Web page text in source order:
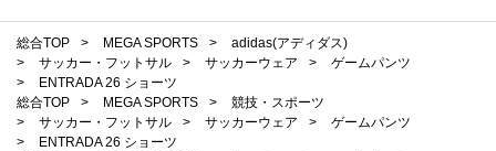
総合TOP > MEGA SPORTS >
adidas(アディダス)
>
サッカー・フットサル > サッカーウェア >
ゲームパンツ
>
ENTRADA 26 ショーツ
総合TOP
> MEGA SPORTS >
競技・スポーツ
>
サッカー・フットサル > サッカーウェア >
ゲームパンツ
>
ENTRADA 26 ショーツ